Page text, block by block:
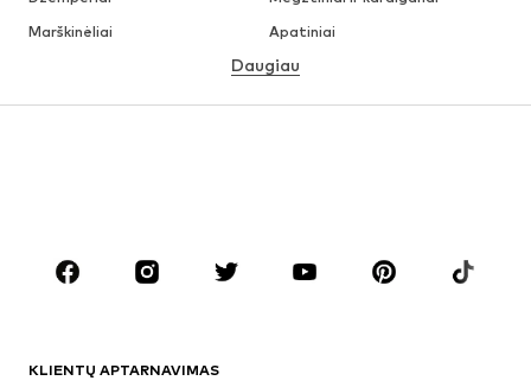
Marškinėliai
Apatiniai
Marškiniai
Paltai
Kostiumai ir švarkai
DRABUŽIAI
Striukės
Daugiau
KLIENTŲ APTARNAVIMAS